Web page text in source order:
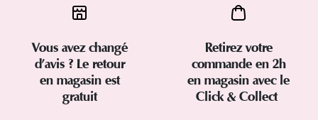
Vous avez changé
d’avis ? Le retour
en magasin est
gratuit
Retirez votre
commande en 2h
en magasin avec le
Click & Collect